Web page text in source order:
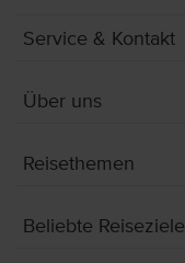
Service & Kontakt
Über uns
Reisethemen
Beliebte Reiseziele